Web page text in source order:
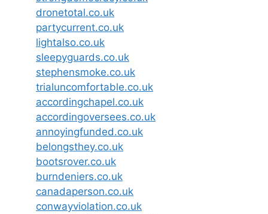
dronetotal.co.uk
partycurrent.co.uk
lightalso.co.uk
sleepyguards.co.uk
stephensmoke.co.uk
trialuncomfortable.co.uk
accordingchapel.co.uk
accordingoversees.co.uk
annoyingfunded.co.uk
belongsthey.co.uk
bootsrover.co.uk
burndeniers.co.uk
canadaperson.co.uk
conwayviolation.co.uk